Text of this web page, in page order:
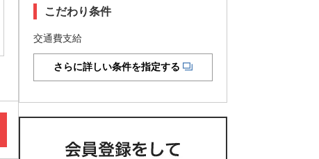
こだわり条件
交通費支給
さらに詳しい条件を指定する